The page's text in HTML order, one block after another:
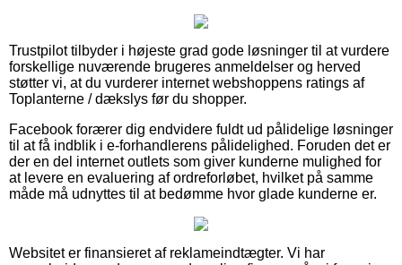
Trustpilot tilbyder i højeste grad gode løsninger til at vurdere
forskellige nuværende brugeres anmeldelser og herved
støtter vi, at du vurderer internet webshoppens ratings af
Toplanterne / dækslys før du shopper.
Facebook forærer dig endvidere fuldt ud pålidelige løsninger
til at få indblik i e-forhandlerens pålidelighed. Foruden det er
der en del internet outlets som giver kunderne mulighed for
at levere en evaluering af ordreforløbet, hvilket på samme
måde må udnyttes til at bedømme hvor glade kunderne er.
Websitet er finansieret af reklameindtægter. Vi har